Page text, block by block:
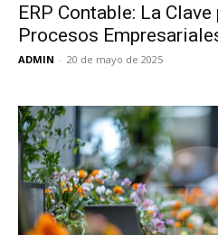
ERP Contable: La
Procesos
ADMIN - 20 de mayo de 2025